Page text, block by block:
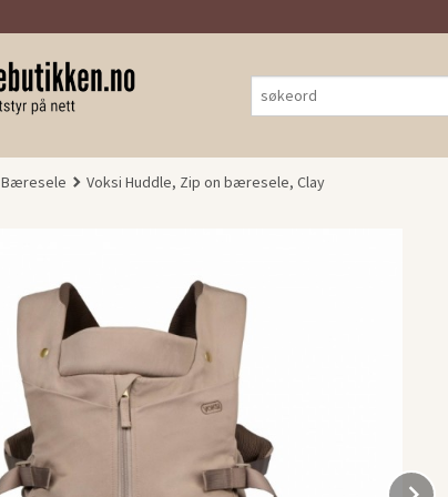
Bæresele Voksi Huddle, Zip on bæresele, Clay